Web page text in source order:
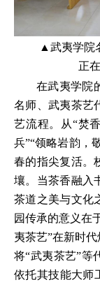
▲武夷学院
正
在武夷学院
名师、武夷茶艺
艺流程。从“焚
兵”“领略岩韵，
春的指尖复活。
壤。当茶香融入
茶道之美与文化
园传承的意义在
夷茶艺”在新时
将“武夷茶艺”等
依托其技能大师